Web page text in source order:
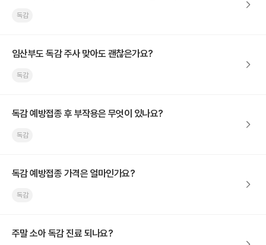
독감
임산부도 독감 주사 맞아도 괜찮은가요?
독감
독감 예방접종 후 부작용은 무엇이 있나요?
독감
독감 예방접종 가격은 얼마인가요?
독감
주말 소아 독감 진료 되나요?